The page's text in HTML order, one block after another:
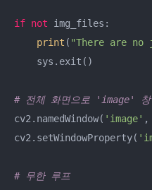
if not img_files:
print ( "There are
    sys.exit()
# 전체 화면으로 'image' 창
cv2.namedWindow( 'image' ,
cv2.setWindowProperty(
# 무한 루프